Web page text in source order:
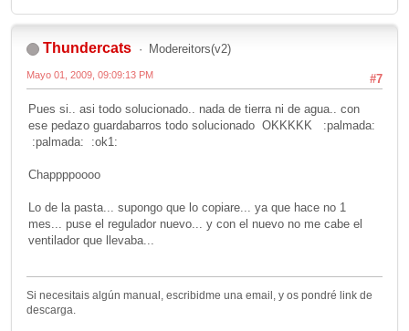
Thundercats Modereitors(v2)
#7
Mayo 01, 2009, 09:09:13 PM
Pues si.. asi todo solucionado.. nada de tierra ni de agua.. con
ese pedazo guardabarros todo solucionado OKKKKK :palmada:
:palmada: :ok1:
Chappppoooo
Lo de la pasta... supongo que lo copiare... ya que hace no 1
mes... puse el regulador nuevo... y con el nuevo no me cabe el
ventilador que llevaba...
Si necesitais algún manual, escribidme una email, y os pondré link de
descarga.